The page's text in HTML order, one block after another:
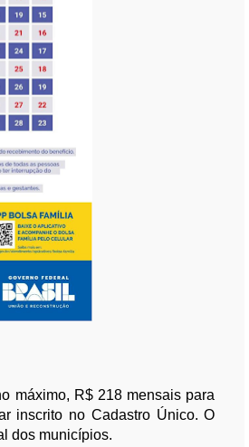
máximo, R$ 218 mensais para
inscrito no Cadastro Único. O
dos municípios.